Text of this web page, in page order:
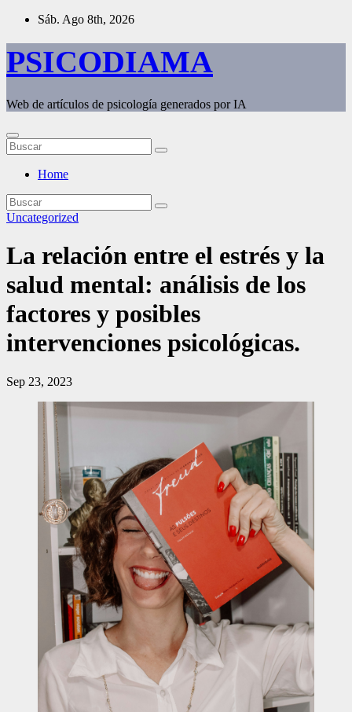
Saltar
contenido
Sáb. Ago 8th, 2026
PSICODIAMA
Web de artículos de psicología generados por IA
Home
Uncategorized
La relación entre el estrés y la
salud mental: análisis de los
factores y posibles
intervenciones psicológicas.
Sep 23, 2023